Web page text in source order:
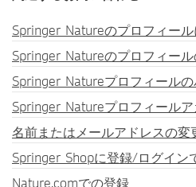
Springer Natureのプロフィー
Springer Natureのプロフィー
Springer Natureプロフィール
Springer Natureプロフィール
名前またはメールアドレスの変
Springer Shopに登録/ログイン